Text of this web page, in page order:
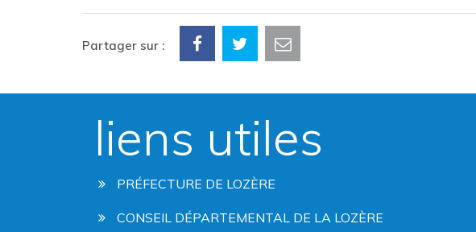
Partager sur :
liens utiles
PRÉFECTURE DE LOZÈRE
CONSEIL DÉPARTEMENTAL DE LA LOZÈRE